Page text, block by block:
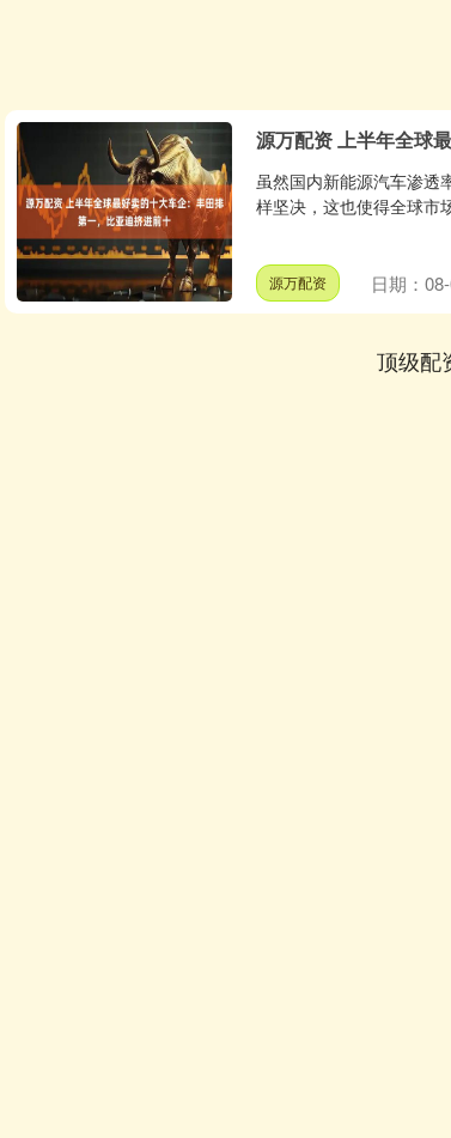
源万配资 上半年全球
虽然国内新能源汽车渗透
样坚决，这也使得全球市
源万配资 日期：
顶级配